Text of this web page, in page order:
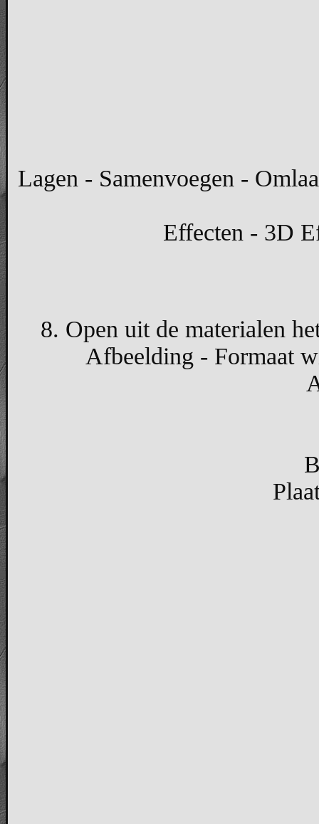
Lagen - Samenvoegen -
Effecten - 3D
8. Open uit de materialen
Afbeelding - Formaat